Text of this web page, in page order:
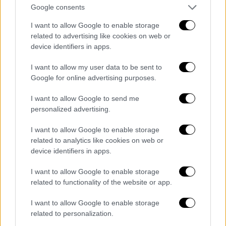
Google consents
I want to allow Google to enable storage
related to advertising like cookies on web or
device identifiers in apps.
I want to allow my user data to be sent to
Google for online advertising purposes.
I want to allow Google to send me
personalized advertising.
I want to allow Google to enable storage
related to analytics like cookies on web or
device identifiers in apps.
I want to allow Google to enable storage
related to functionality of the website or app.
I want to allow Google to enable storage
related to personalization.
που παρακολούθησε τη φετινή διοργάνωση
και ενισχύθηκε ακόμη περισσότερο η
εξωστρέφεια του θεσμού.
βρέθηκε η συζήτηση της Κέιτι Κιταμούραμε
τη δημοσιογράφο Ελεωνόρα Ορφανίδου. Με
αφετηρία το νέο της βιβλίο «Οντισιόν» από
τις εκδόσεις Διόπτρα, η Αμερικανίδα
συγγραφέας μίλησε για τις πολλαπλές
εκδοχές της ταυτότητας, τους ρόλους που
υιοθετούμε στις σχέσεις μας και τα ασαφή
όρια ανάμεσα στην επιθυμία, την αλήθεια και
την ερμηνεία της.
ΔΙΑΒΑΣΤΕ ΕΠΙΣΗΣ